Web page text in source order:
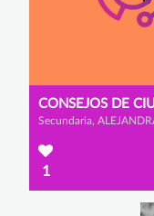
CONSEJOS DE
1